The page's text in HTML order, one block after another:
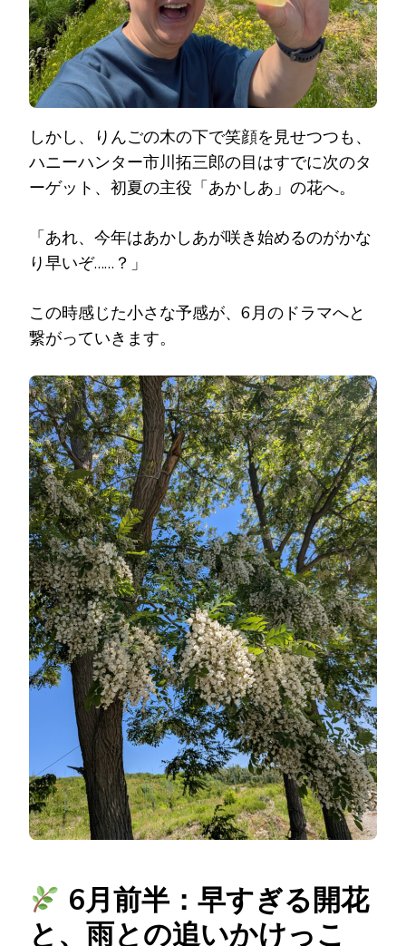
しかし、りんごの木の下で笑顔を見せつつも、
ハニーハンター市川拓三郎の目はすでに次のタ
ーゲット、初夏の主役「あかしあ」の花へ。
「あれ、今年はあかしあが咲き始めるのがかな
り早いぞ……？」
この時感じた小さな予感が、6月のドラマへと
繋がっていきます。
6月前半：早すぎる開花
と、雨との追いかけっこ